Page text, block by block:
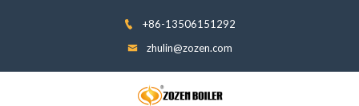
+86-13506151292
zhulin@zozen.com